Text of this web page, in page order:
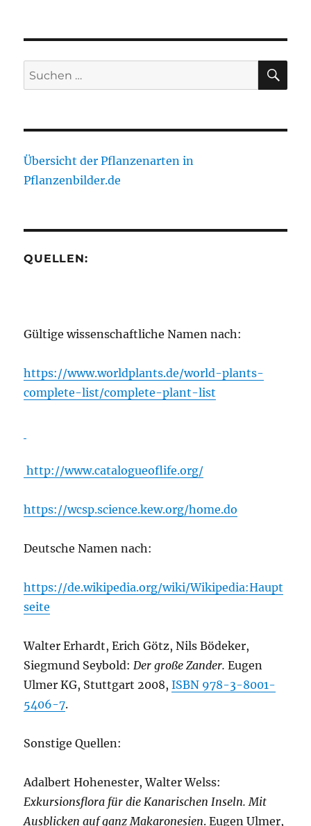
Suche
nach:
Übersicht der Pflanzenarten in
Pflanzenbilder.de
QUELLEN:
Gültige wissenschaftliche Namen nach:
https://www.worldplants.de/world-plants-
complete-list/complete-plant-list
http://www.catalogueoflife.org/
https://wcsp.science.kew.org/home.do
Deutsche Namen nach:
https://de.wikipedia.org/wiki/Wikipedia:Haupt
seite
Walter Erhardt, Erich Götz, Nils Bödeker,
Siegmund Seybold: Der große Zander. Eugen
Ulmer KG, Stuttgart 2008,ISBN 978-3-8001-
5406-7.
Sonstige Quellen:
Adalbert Hohenester, Walter Welss:
Exkursionsflora für die Kanarischen Inseln. Mit
Ausblicken auf ganz Makaronesien. Eugen Ulmer,